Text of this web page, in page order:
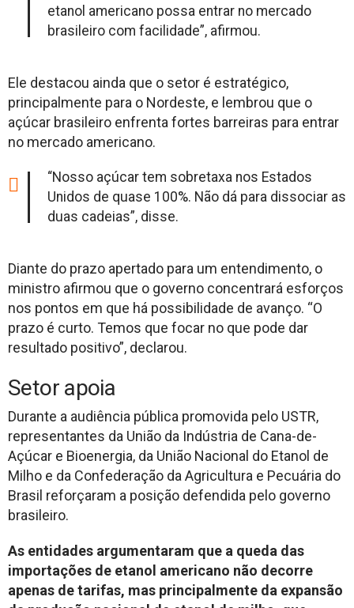
etanol americano possa entrar no mercado
brasileiro com facilidade”, afirmou.
Ele destacou ainda que o setor é estratégico,
principalmente para o Nordeste, e lembrou que o
açúcar brasileiro enfrenta fortes barreiras para entrar
no mercado americano.
“Nosso açúcar tem sobretaxa nos Estados
Unidos de quase 100%. Não dá para dissociar as
duas cadeias”, disse.
Diante do prazo apertado para um entendimento, o
ministro afirmou que o governo concentrará esforços
nos pontos em que há possibilidade de avanço. “O
prazo é curto. Temos que focar no que pode dar
resultado positivo”, declarou.
Setor apoia
Durante a audiência pública promovida pelo USTR,
representantes da União da Indústria de Cana-de-
Açúcar e Bioenergia, da União Nacional do Etanol de
Milho e da Confederação da Agricultura e Pecuária do
Brasil reforçaram a posição defendida pelo governo
brasileiro.
As entidades argumentaram que a queda das
importações de etanol americano não decorre
apenas de tarifas, mas principalmente da expansão